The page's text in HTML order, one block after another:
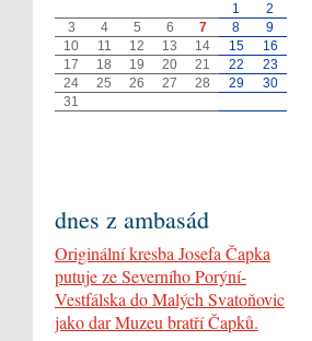
1
2
3
4 5 6 7 8
9
10
11 12 13 14 15
16
17
18 19 20 21 22
23
24
25 26 27 28 29
30
31
dnes z ambasád
Originální kresba Josefa Čapka
putuje ze Severního Porýní-
Vestfálska do Malých Svatoňovic
jako dar Muzeu bratří Čapků.